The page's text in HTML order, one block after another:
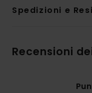
Spedizioni e Resi
Recensioni